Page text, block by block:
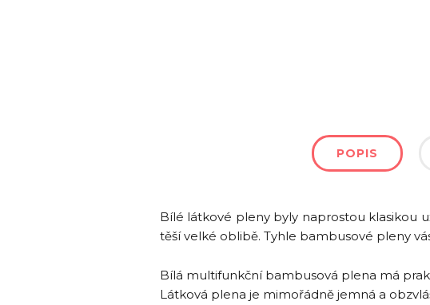
POPIS
Bílé látkové pleny byly naprostou klasikou
těší velké oblibě. Tyhle bambusové pleny
Bílá multifunkční bambusová plena má
Látková plena je mimořádně jemná a